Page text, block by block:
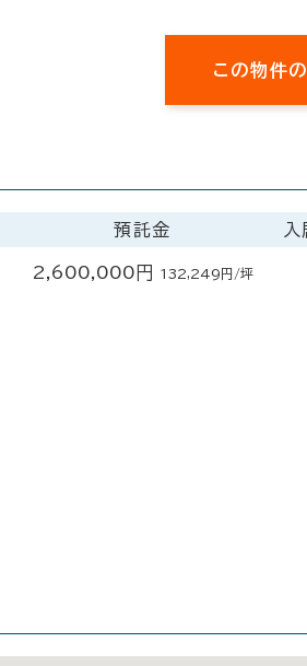
この物件
預託金
2,600,000円 132,249円/坪